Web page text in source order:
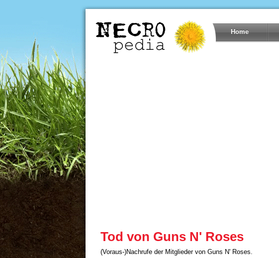
Home
Tod von Guns N' Roses
(Voraus-)Nachrufe der Mitglieder von Guns N' Roses.